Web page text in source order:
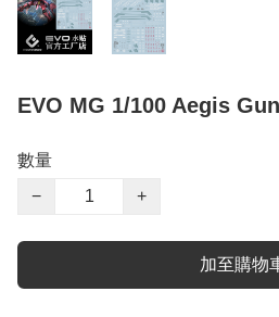
EVO MG 1/100 Aegis
數量
−
+
加至購物